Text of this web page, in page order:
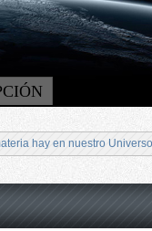
hay en nuestro